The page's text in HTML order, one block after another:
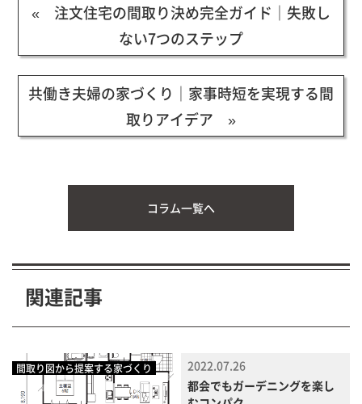
« 注文住宅の間取り決め完全ガイド｜失敗し
ない7つのステップ
共働き夫婦の家づくり｜家事時短を実現する間
取りアイデア »
コラム一覧へ
関連記事
間取り図から提案する家づくり
2022.07.26
都会でもガーデニングを楽し